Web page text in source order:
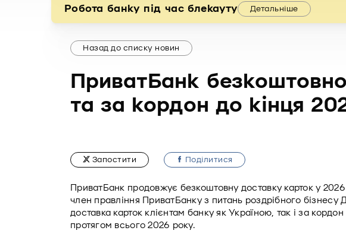
Робота банку під час блекауту Детальніше
Назад до списку новин
ПриватБанк
та за кордон до кінця
Запостити Подiлитися
ПриватБанк продовжує безкоштовну доставку карток у
член правління ПриватБанку з питань роздрібного бізнесу
доставка карток клієнтам банку як Україною, так і за
протягом всього 2026 року.